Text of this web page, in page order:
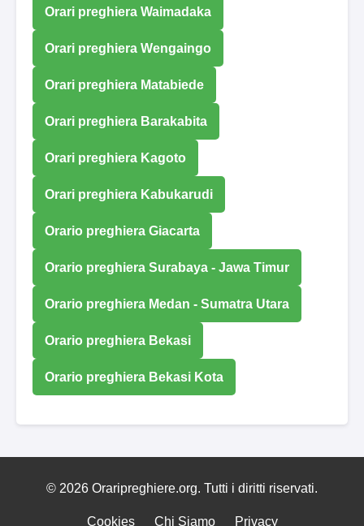
Orari preghiera Waimadaka
Orari preghiera Wengaingo
Orari preghiera Matabiede
Orari preghiera Barakabita
Orari preghiera Kagoto
Orari preghiera Kabukarudi
Orario preghiera Giacarta
Orario preghiera Surabaya - Jawa Timur
Orario preghiera Medan - Sumatra Utara
Orario preghiera Bekasi
Orario preghiera Bekasi Kota
© 2026 Oraripreghiere.org. Tutti i diritti riservati.
Cookies Chi Siamo Privacy